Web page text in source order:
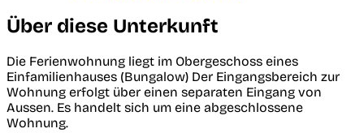
Über diese Unterkunft
Die Ferienwohnung liegt im Obergeschoss eines
Einfamilienhauses (Bungalow) Der Eingangsbereich zur
Wohnung erfolgt über einen separaten Eingang von
Aussen. Es handelt sich um eine abgeschlossene
Wohnung.